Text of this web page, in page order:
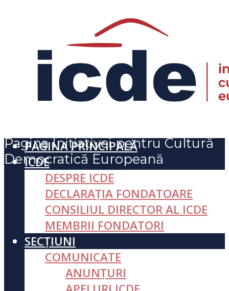
Pagina Inițiativei pentru Cultură
Democratică Europeană
PAGINA PRINCIPALĂ
ICDE
DESPRE ICDE
DECLARAȚIA FONDATOARE
CONSILIUL DIRECTOR AL ICDE
MEMBRII FONDATORI
SECȚIUNI
COMUNICATE
ANUNȚURI